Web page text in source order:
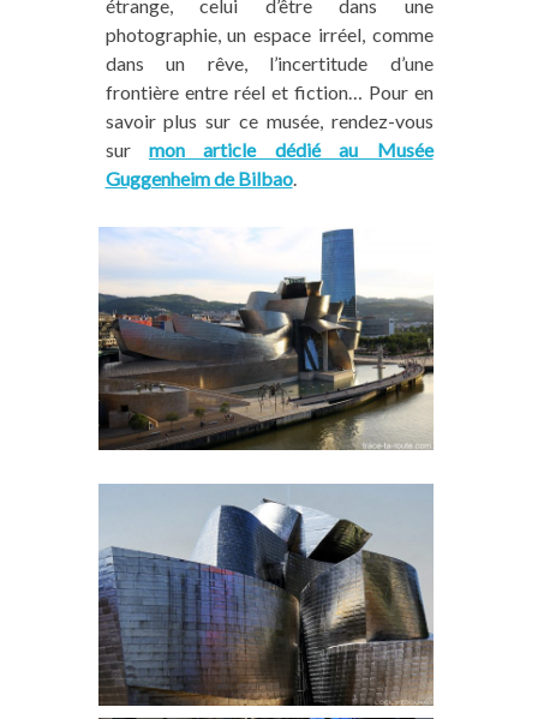
étrange, celui d’être dans une
photographie, un espace irréel, comme
dans un rêve, l’incertitude d’une
frontière entre réel et fiction… Pour en
savoir plus sur ce musée, rendez-vous
sur mon article dédié au Musée
Guggenheim de Bilbao.